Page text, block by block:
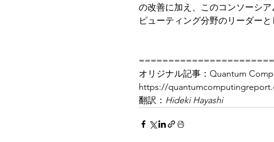
の改善に加え、このコンソーシ
ピューティング分野のリーダー
オリジナル記事：Quantum
https://
翻訳： Hideki Hayashi